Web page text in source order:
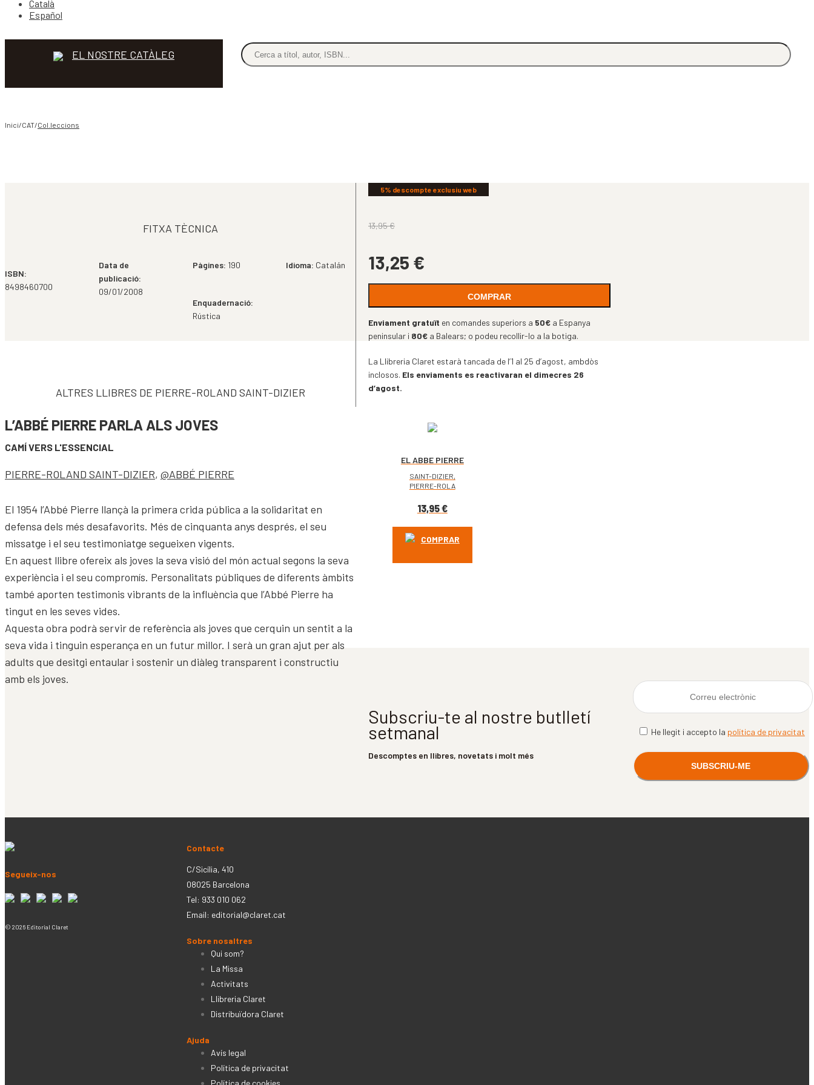
Català
Español
EL NOSTRE CATÀLEG
Inici/CAT/Col.leccions
5% descompte exclusiu web
13,95€
13,25 €
COMPRAR
Enviament gratuït en comandes superiors a 50€ a Espanya
peninsular i 80€ a Balears; o podeu recollir-lo a la botiga.
La Llibreria Claret estarà tancada de l’1 al 25 d’agost, ambdòs
inclosos. Els enviaments es reactivaran el dimecres 26
d’agost.
L’ABBÉ PIERRE PARLA ALS JOVES
CAMÍ VERS L'ESSENCIAL
PIERRE-ROLAND SAINT-DIZIER, @ABBÉ PIERRE
El 1954 l’Abbé Pierre llançà la primera crida pública a la solidaritat en
defensa dels més desafavorits. Més de cinquanta anys després, el seu
missatge i el seu testimoniatge segueixen vigents.
En aquest llibre ofereix als joves la seva visió del món actual segons la seva
experiència i el seu compromís. Personalitats públiques de diferents àmbits
també aporten testimonis vibrants de la influència que l’Abbé Pierre ha
tingut en les seves vides.
Aquesta obra podrà servir de referència als joves que cerquin un sentit a la
seva vida i tinguin esperança en un futur millor. I serà un gran ajut per als
adults que desitgi entaular i sostenir un diàleg transparent i constructiu
amb els joves.
FITXA TÈCNICA
ISBN:
8498460700
Data de
publicació:
09/01/2008
Pàgines: 190
Enquadernació:
Rústica
Idioma: Catalán
ALTRES LLIBRES DE PIERRE-ROLAND SAINT-DIZIER
EL ABBE PIERRE
JOVENES
SAINT-DIZIER,
PIERRE-ROLA
13,95€
COMPRAR
Subscriu-te al nostre butlletí
setmanal
Descomptes en llibres, novetats i molt més
He llegit i accepto la política de privacitat
Segueix-nos
© 2026 Editorial Claret
Contacte
C/Sicília, 410
08025 Barcelona
Tel: 933 010 062
Email: editorial@claret.cat
Sobre nosaltres
Qui som?
La Missa
Activitats
Llibreria Claret
Distribuïdora Claret
Ajuda
Avís legal
Política de privacitat
Política de cookies